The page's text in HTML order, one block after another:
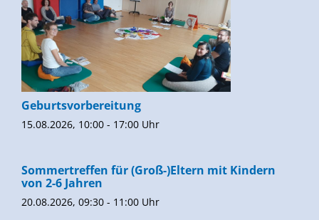
Geburtsvorbereitung
15.08.2026, 10:00 - 17:00 Uhr
Sommertreffen für (Groß-)Eltern mit Kindern
von 2-6 Jahren
20.08.2026, 09:30 - 11:00 Uhr